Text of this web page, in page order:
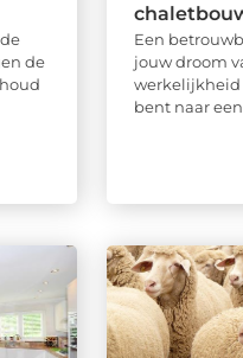
de
Een
jouw droom
werkelijkheid
bent naar een